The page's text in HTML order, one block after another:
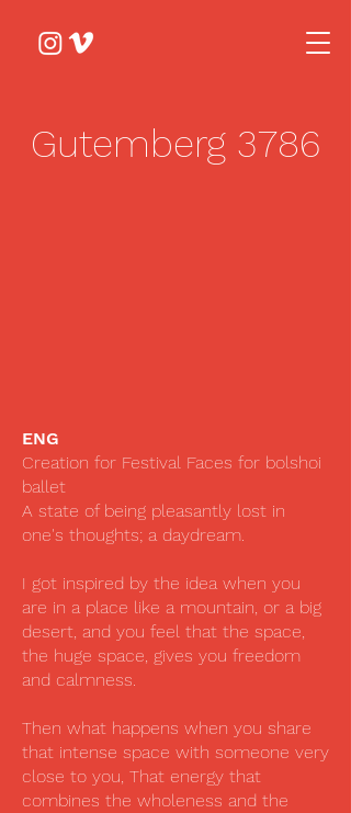
Gutemberg 3786
ENG
Creation for Festival Faces for bolshoi
ballet
A state of being pleasantly lost in
one's thoughts; a daydream.
I got inspired by the idea when you
are in a place like a mountain, or a big
desert, and you feel that the space,
the huge space, gives you freedom
and calmness.
Then what happens when you share
that intense space with someone very
close to you, That energy that
combines the wholeness and the